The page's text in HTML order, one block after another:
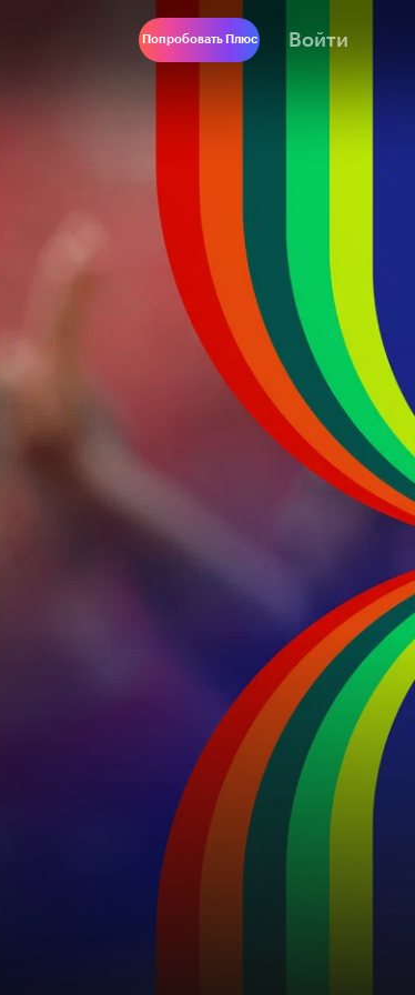
Попробовать Плюс Войти